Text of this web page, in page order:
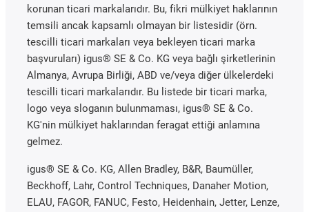
korunan ticari markalarıdır. Bu, fikri mülkiyet haklarının
temsili ancak kapsamlı olmayan bir listesidir (örn.
tescilli ticari markaları veya bekleyen ticari marka
başvuruları) igus® SE & Co. KG veya bağlı şirketlerinin
Almanya, Avrupa Birliği, ABD ve/veya diğer ülkelerdeki
tescilli ticari markalarıdır. Bu listede bir ticari marka,
logo veya sloganın bulunmaması, igus® SE & Co.
KG'nin mülkiyet haklarından feragat ettiği anlamına
gelmez.
igus® SE & Co. KG, Allen Bradley, B&R, Baumüller,
Beckhoff, Lahr, Control Techniques, Danaher Motion,
ELAU, FAGOR, FANUC, Festo, Heidenhain, Jetter, Lenze,